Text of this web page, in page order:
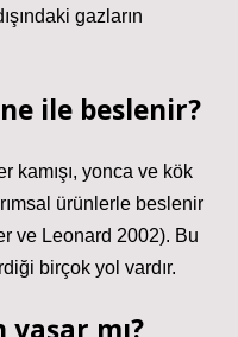
gazların
ile beslenir?
kamışı, yonca ve kök
ürünlerle beslenir
ve Leonard 2002). Bu
birçok yol vardır.
mı?